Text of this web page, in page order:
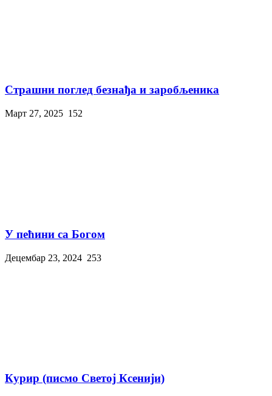
Страшни поглед безнађа и заробљеника
Март 27, 2025 152
У пећини са Богом
Децембар 23, 2024 253
Курир (писмо Светој Ксенији)